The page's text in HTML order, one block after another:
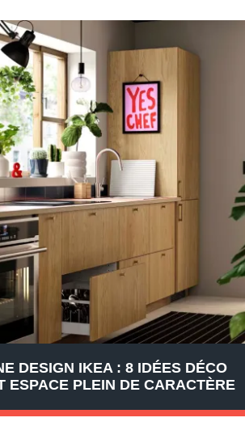
DESIGN IKEA : 8 IDÉES DÉCO
ESPACE PLEIN DE CARACTÈRE